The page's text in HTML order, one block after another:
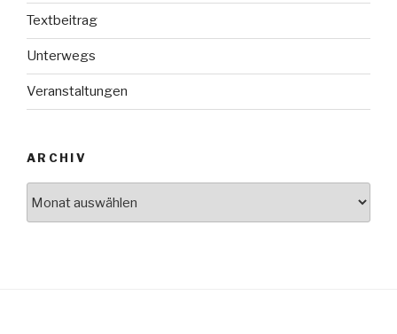
Textbeitrag
Unterwegs
Veranstaltungen
ARCHIV